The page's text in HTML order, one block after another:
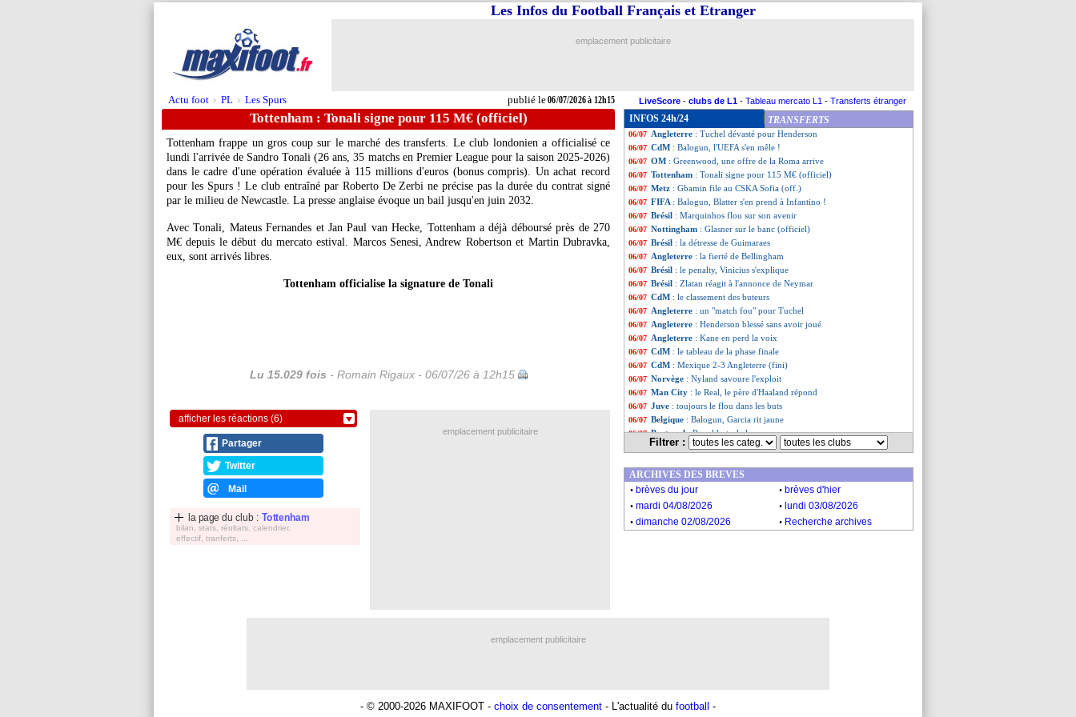
Actu foot > PL > Les Spurs publié le06/07/2026 à 12h15
Les Infos du Football Français et Etranger
emplacement publicitaire
LiveScore - clubs de L1 - Tableau mercato L1 - Transferts étranger
Tottenham : Tonali signe pour 115 M€ (officiel)
Tottenham frappe un gros coup sur le marché des transferts. Le club londonien a officialisé ce
lundi l'arrivée de SandroTonali (26 ans, 35 matchs en Premier League pour la saison 2025-2026)
dans le cadre d'une opération évaluée à 115 millions d'euros (bonus compris). Un achat record
pour les Spurs ! Le club entraîné par Roberto De Zerbi ne précise pas la durée du contrat signé
par le milieu de Newcastle. La presse anglaise évoque un bail jusqu'en juin 2032.
Avec Tonali, Mateus Fernandes et Jan Paul van Hecke, Tottenham a déjà déboursé près de 270
M€ depuis le début du mercato estival. Marcos Senesi, Andrew Robertson et Martin Dubravka,
eux, sont arrivés libres.
Tottenham officialise la signature de Tonali
Lu 15.029 fois - Romain Rigaux - 06/07/26 à 12h15
afficher les réactions (6)
Partager
Twitter
Mail
la page du club : Tottenham
bilan, stats, réultats, calendrier,
effectif, tranferts, ...
INFOS 24h/24 TRANSFERTS
06/07 Angleterre: l'arbitre, Bellingham se contient
06/07 Monaco
06/07 Lille: un espoir suisse a signé (officiel)
06/07 Norvège: Balogun, le sélectionneur enrage
06/07 Angleterre : Tuchel dévasté pour Henderson
06/07 CdM : Balogun, l'UEFA s'en mêle !
06/07 OM : Greenwood, une offre de la Roma arrive
06/07 Tottenham : Tonali signe pour 115 M€ (officiel)
06/07 Metz : Gbamin file au CSKA Sofia (off.)
06/07 FIFA : Balogun, Blatter s'en prend à Infantino !
06/07 Brésil : Marquinhos flou sur son avenir
06/07 Nottingham : Glasner sur le banc (officiel)
06/07 Brésil : la détresse de Guimaraes
06/07 Angleterre : la fierté de Bellingham
06/07 Brésil : le penalty, Vinicius s'explique
06/07 Brésil : Zlatan réagit à l'annonce de Neymar
06/07 CdM : le classement des buteurs
06/07 Angleterre : un "match fou" pour Tuchel
06/07 Angleterre : Henderson blessé sans avoir joué
06/07 Angleterre : Kane en perd la voix
06/07 CdM : le tableau de la phase finale
06/07 CdM : Mexique 2-3 Angleterre (fini)
06/07 Norvège : Nyland savoure l'exploit
06/07 Man City : le Real, le père d'Haaland répond
06/07 Juve : toujours le flou dans les buts
06/07 Belgique : Balogun, Garcia rit jaune
06/07 Portugal: Ronaldo tacle la presse
Brésil: C. Ancelotti - "un nouveau cycle"
06/07 Mexique-Angleterre: coup d'envoi repoussé
06/07 Norvège: un travail bien fait pour Solbakken
Brésil : Neymar dit stop !
06/07 EdF: Wenger loue l'apport de l'immigration
Filtrer :
emplacement publicitaire
ARCHIVES DES BREVES
. brèves du jour . brèves d'hier
. mardi 04/08/2026 . lundi 03/08/2026
. dimanche 02/08/2026 . Recherche archives
emplacement publicitaire
- © 2000-2026 MAXIFOOT - choix de consentement - L'actualité du football -